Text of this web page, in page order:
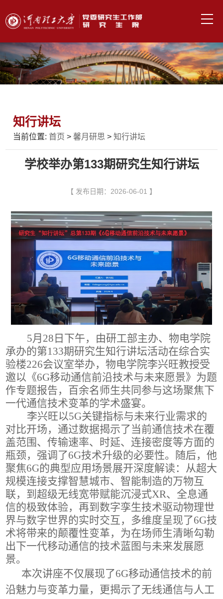
知行讲坛
当前位置: 首页 >馨月研思 >知行讲坛
学校举办第133期研究生知行讲坛
【 发布日期：2026-06-01 】
5月28日下午，由研工部主办、物电学院
承办的第133期研究生知行讲坛活动在综合实
验楼226会议室举办，物电学院李兴旺教授受
邀以《6G移动通信前沿技术与未来愿景》为题
作专题报告，百余名师生共同参与这场聚焦下
一代通信技术变革的学术盛宴。
李兴旺以5G关键指标与未来行业需求的
对比开场，通过数据揭示了当前通信技术在覆
盖范围、传输速率、时延、连接密度等方面的
瓶颈，强调了6G技术升级的必要性。随后，他
聚焦6G的典型应用场景展开深度解读：从超大
规模连接支撑智慧城市、智能制造的万物互
联，到超级无线宽带赋能沉浸式XR、全息通
信的极致体验，再到数字孪生技术驱动物理世
界与数字世界的实时交互，多维度呈现了6G技
术将带来的颠覆性变革，为在场师生清晰勾勒
出下一代移动通信的技术蓝图与未来发展愿
景。
本次讲座不仅展现了6G移动通信技术的前
沿魅力与变革力量，更揭示了无线通信与人工